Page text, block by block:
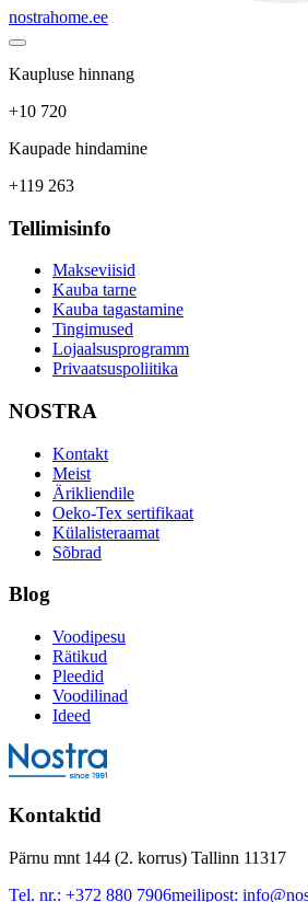
nostrahome.ee
Kaupluse hinnang
+10 720
Kaupade hindamine
+119 263
Tellimisinfo
Makseviisid
Kauba tarne
Kauba tagastamine
Tingimused
Lojaalsusprogramm
Privaatsuspoliitika
NOSTRA
Kontakt
Meist
Ärikliendile
Oeko-Tex sertifikaat
Külalisteraamat
Sõbrad
Blog
Voodipesu
Rätikud
Pleedid
Voodilinad
Ideed
Kontaktid
Pärnu mnt 144 (2. korrus) Tallinn 11317
Tel. nr.: +372 880 7906meilipost: